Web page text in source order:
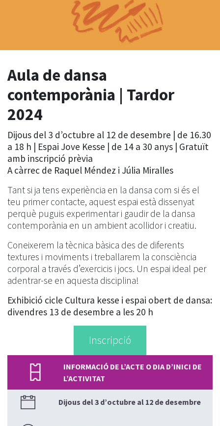
Aula de dansa
contemporània | Tardor
2024
Dijous del 3 d’octubre al 12 de desembre | de 16.30
a 18 h | Espai Jove Kesse | de 14 a 30 anys | Gratuït
amb inscripció prèvia
A càrrec de Raquel Méndez i Júlia Miralles
Tant si ja tens experiència en la dansa com si és el
teu primer contacte, aquest espai està dissenyat
perquè puguis experimentar i gaudir de la dansa
contemporània en un ambient acollidor i creatiu.
Coneixerem la tècnica bàsica des de diferents
textures i moviments i treballarem la consciència
corporal a través d’exercicis i jocs. Un espai ideal per
adentrar-se en aquesta disciplina!
Exhibició cicle Cultura kesse i espai obert de dansa:
divendres 13 de desembre a les 20 h
Inscripció
INFORMACIÓ DE L’ACTE O DIA D’INICI DE
L’ACTIVITAT
Dijous del 3 d’octubre al 12 de desembre